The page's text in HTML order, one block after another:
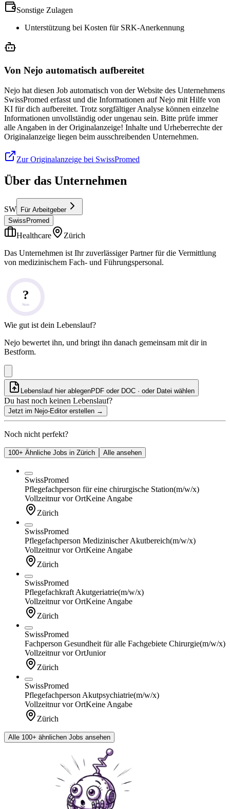
Sonstige Zulagen
Unterstützung bei Kosten für SRK-Anerkennung
Von Nejo automatisch aufbereitet
Nejo hat diesen Job automatisch von der Website des Unternehmens
SwissPromed erfasst und die Informationen auf Nejo mit Hilfe von
KI für dich aufbereitet. Trotz sorgfältiger Analyse können einzelne
Informationen unvollständig oder ungenau sein. Bitte prüfe immer
alle Angaben in der Originalanzeige! Inhalte und Urheberrechte der
Originalanzeige liegen beim ausschreibenden Unternehmen.
Zur Originalanzeige bei SwissPromed
Über das Unternehmen
SW
Für Arbeitgeber
SwissPromed
Healthcare
Zürich
Das Unternehmen ist Ihr zuverlässiger Partner für die Vermittlung
von medizinischem Fach- und Führungspersonal.
?
Note
Wie gut ist dein Lebenslauf?
Nejo bewertet ihn, und bringt ihn danach gemeinsam mit dir in
Bestform.
Lebenslauf hier ablegenPDF oder DOC · oder Datei wählen
Du hast noch keinen Lebenslauf?
Jetzt im Nejo-Editor erstellen →
Noch nicht perfekt?
100+ Ähnliche Jobs in Zürich Alle ansehen
SwissPromed
Pflegefachperson für eine chirurgische Station(m/w/x)
Vollzeitnur vor OrtKeine Angabe
Zürich
SwissPromed
Pflegefachperson Medizinischer Akutbereich(m/w/x)
Vollzeitnur vor OrtKeine Angabe
Zürich
SwissPromed
Pflegefachkraft Akutgeriatrie(m/w/x)
Vollzeitnur vor OrtKeine Angabe
Zürich
SwissPromed
Fachperson Gesundheit für alle Fachgebiete Chirurgie(m/w/x)
Vollzeitnur vor OrtJunior
Zürich
SwissPromed
Pflegefachperson Akutpsychiatrie(m/w/x)
Vollzeitnur vor OrtKeine Angabe
Zürich
Alle 100+ ähnlichen Jobs ansehen